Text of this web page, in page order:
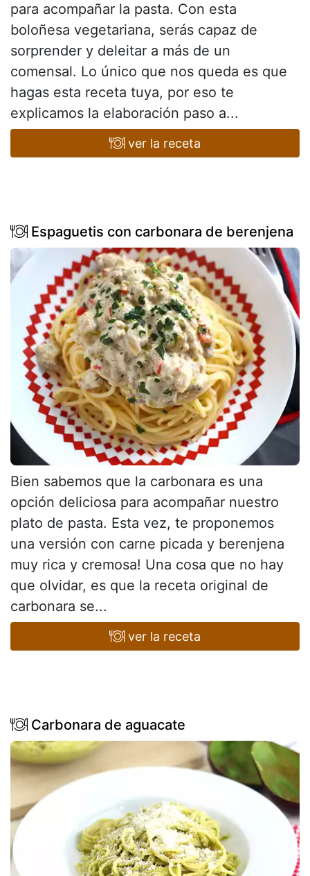
para acompañar la pasta. Con esta
boloñesa vegetariana, serás capaz de
sorprender y deleitar a más de un
comensal. Lo único que nos queda es que
hagas esta receta tuya, por eso te
explicamos la elaboración paso a...
ver la receta
Espaguetis con carbonara de berenjena
Bien sabemos que la carbonara es una
opción deliciosa para acompañar nuestro
plato de pasta. Esta vez, te proponemos
una versión con carne picada y berenjena
muy rica y cremosa! Una cosa que no hay
que olvidar, es que la receta original de
carbonara se...
ver la receta
Carbonara de aguacate